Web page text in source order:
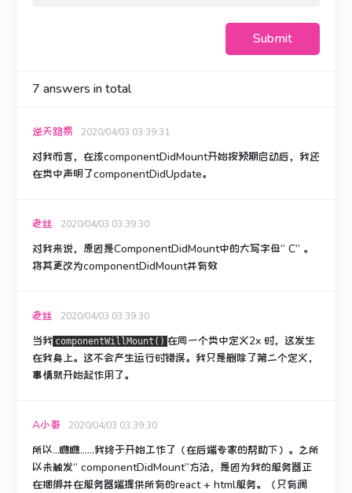
Submit
7 answers in total
逆天路易 2020/04/03 03:39:31
对我而言，在该componentDidMount开始按预期启动后， 我还
在类中声明了componentDidUpdate。
老丝 2020/04/03 03:39:30
对我来说，原因是ComponentDidMount中的大写字母“ C” 。
将其更改为componentDidMount并有效
老丝 2020/04/03 03:39:30
当我 componentWillMount() 在同一个类中定义2x 时，这发生
在我身上。 这不会产生运行时错误。 我只是删除了第二个定义，
事情就开始起作用了。
A小哥 2020/04/03 03:39:30
所以...瞧瞧......我终于开始工作了（在后端专家的帮助下）。 之所
以未触发“ componentDidMount”方法，是因为我的服务器正
在捆绑并在服务器端提供所有的react + html服务。
（只有调